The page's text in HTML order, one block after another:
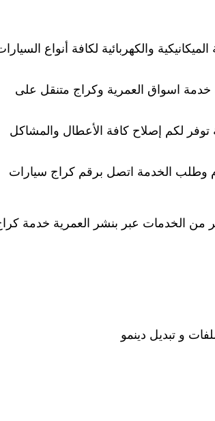
والكهربائية لكافة أنواع
اسواق العمرية وكراج متنقل على
لكم إصلاح كافة الأعطال والمشاكل
وطلب الخدمة اتصل برقم كراج سيارات
من الخدمات عبر بنشر العمرية خدمة
و تبديل دينمو